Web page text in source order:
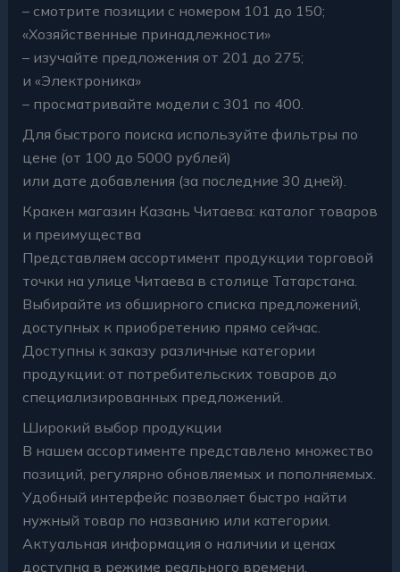
– смотрите позиции с номером 101 до 150;
«Хозяйственные принадлежности»
– изучайте предложения от 201 до 275;
и «Электроника»
– просматривайте модели с 301 по 400.
Для быстрого поиска используйте фильтры по
цене (от 100 до 5000 рублей)
или дате добавления (за последние 30 дней).
Кракен магазин Казань Читаева: каталог товаров
и преимущества
Представляем ассортимент продукции торговой
точки на улице Читаева в столице Татарстана.
Выбирайте из обширного списка предложений,
доступных к приобретению прямо сейчас.
Доступны к заказу различные категории
продукции: от потребительских товаров до
специализированных предложений.
Широкий выбор продукции
В нашем ассортименте представлено множество
позиций, регулярно обновляемых и пополняемых.
Удобный интерфейс позволяет быстро найти
нужный товар по названию или категории.
Актуальная информация о наличии и ценах
доступна в режиме реального времени.